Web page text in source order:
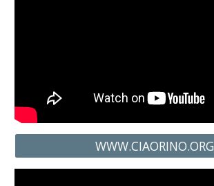
WWW.CIAORINO.ORG